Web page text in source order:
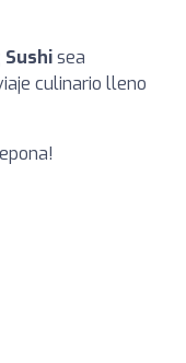
Sushisea
culinario lleno